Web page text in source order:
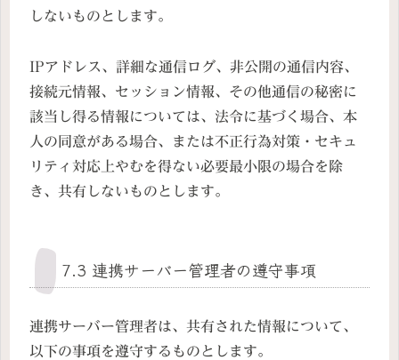
しないものとします。
IPアドレス、詳細な通信ログ、非公開の通信内容、
接続元情報、セッション情報、その他通信の秘密に
該当し得る情報については、法令に基づく場合、本
人の同意がある場合、または不正行為対策・セキュ
リティ対応上やむを得ない必要最小限の場合を除
き、共有しないものとします。
7.3 連携サーバー管理者の遵守事項
連携サーバー管理者は、共有された情報について、
以下の事項を遵守するものとします。